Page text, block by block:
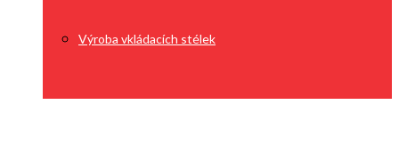
Výroba vkládacích stélek